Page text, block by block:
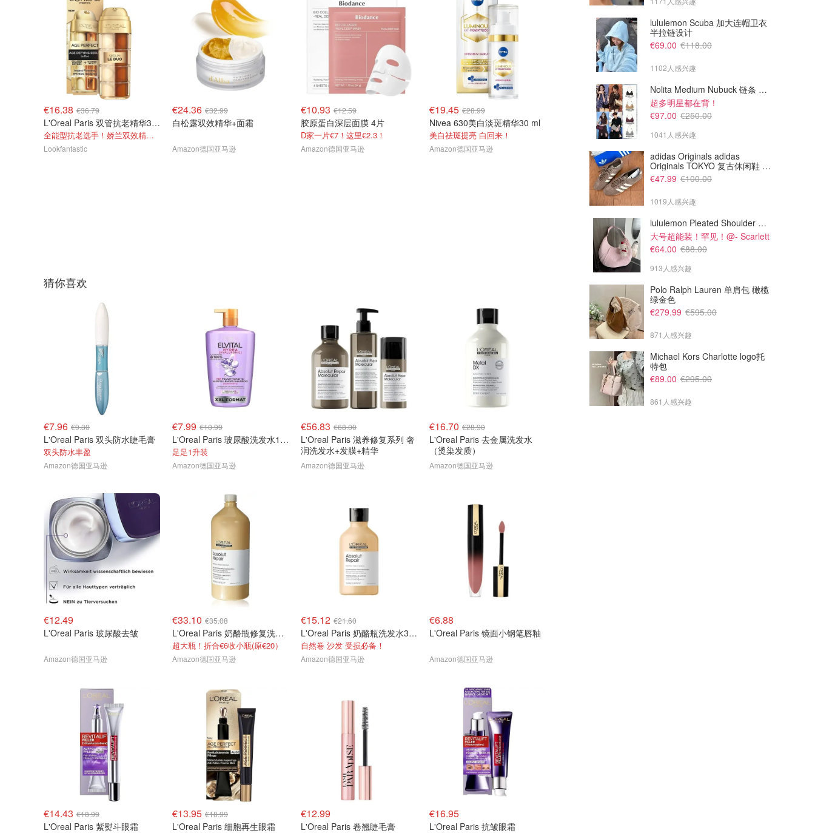
€16.38 €36.79
L'Oreal Paris 双管抗老精华30ml
全能型抗老选手！娇兰双效精华平替！
Lookfantastic
€24.36 €32.99
白松露双效精华+面霜
Amazon德国亚马逊
€10.93 €12.59
胶原蛋白深层面膜 4片
D家一片€7！这里€2.3！
Amazon德国亚马逊
€19.45 €28.99
Nivea 630美白淡斑精华30 ml
美白祛斑提亮 白回来！
Amazon德国亚马逊
€22.99
Nivea 抗黑眼圈眼霜
€44.99
Lancome 小黑瓶30ml礼盒
价值€164=变相2.7折
猜你喜欢
€7.96 €9.30
L'Oreal Paris 双头防水睫毛膏
双头防水丰盈
Amazon德国亚马逊
€7.99 €10.99
L'Oreal Paris 玻尿酸洗发水1000ml
足足1升装
Amazon德国亚马逊
€56.83 €68.00
L'Oreal Paris 滋养修复系列 奢
润洗发水+发膜+精华
Amazon德国亚马逊
€16.70 €28.90
L'Oreal Paris 去金属洗发水
（烫染发质）
Amazon德国亚马逊
€12.49
L'Oreal Paris 玻尿酸去皱
Amazon德国亚马逊
€33.10 €35.08
L'Oreal Paris 奶酪瓶修复洗发水1.5升装
超大瓶！折合€6收小瓶(原€20）
Amazon德国亚马逊
€15.12 €21.60
L'Oreal Paris 奶酪瓶洗发水300 ml
自然卷 沙发 受损必备！
Amazon德国亚马逊
€6.88
L'Oreal Paris 镜面小钢笔唇釉
Amazon德国亚马逊
€14.43 €18.99
L'Oreal Paris 紫熨斗眼霜
€13.95 €18.99
L'Oreal Paris 细胞再生眼霜
€12.99
L'Oreal Paris 卷翘睫毛膏
€16.95
L'Oreal Paris 抗皱眼霜
lululemon Scuba 加大连帽卫衣
半拉链设计
€69.00 €118.00
1102人感兴趣
Nolita Medium Nubuck 链条 pochette
超多明星都在背！
€97.00 €250.00
1041人感兴趣
adidas Originals adidas
Originals TOKYO 复古休闲鞋 深
棕色
€47.99 €100.00
1019人感兴趣
lululemon Pleated Shoulder Bag 10L 单肩包
大号超能装！罕见！@- Scarlett
€64.00 €88.00
913人感兴趣
Polo Ralph Lauren 单肩包 橄榄
绿金色
€279.99 €595.00
871人感兴趣
Michael Kors Charlotte logo托
特包
€89.00 €295.00
861人感兴趣